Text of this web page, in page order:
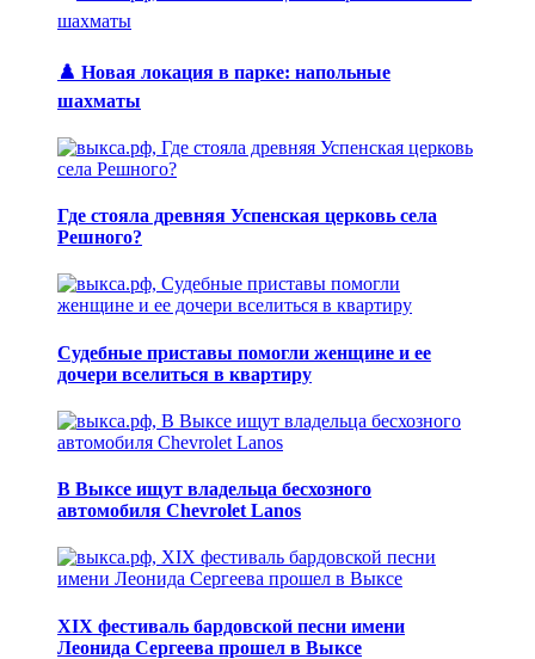
♟️ Новая локация в парке: напольные
шахматы
Где стояла древняя Успенская церковь села
Решного?
Судебные приставы помогли женщине и ее
дочери вселиться в квартиру
В Выксе ищут владельца бесхозного
автомобиля Chevrolet Lanos
XIX фестиваль бардовской песни имени
Леонида Сергеева прошел в Выксе